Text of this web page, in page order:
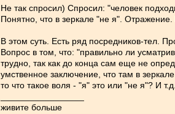
Не так спросил) Спросил: "человек
Понятно, что в зеркале "не я". Отражение.
В этом суть. Есть ряд посредников-тел.
Вопрос в том, что: "правильно ли
трудно, так как до конца сам еще не
умственное заключение, что там в
то что такое воля - "я" это или "не я"? И
живите больше